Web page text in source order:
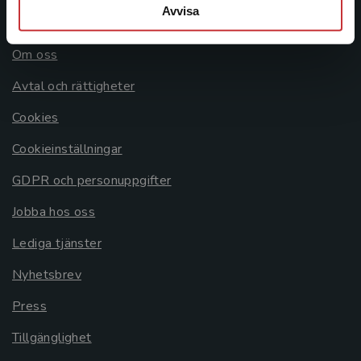
Avvisa
Om oss
Avtal och rättigheter
Cookies
Cookieinställningar
GDPR och personuppgifter
Jobba hos oss
Lediga tjänster
Nyhetsbrev
Press
Tillgänglighet